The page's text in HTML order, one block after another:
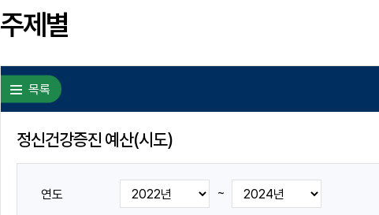
위
메 메
주제별
목록
정신건강증진 예산(시도)
연도 ~